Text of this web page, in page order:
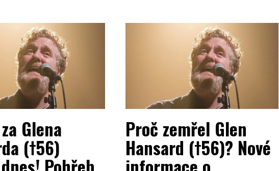
Glena
(†56)
Proč zemřel Glen
Hansard (†56)? Nové